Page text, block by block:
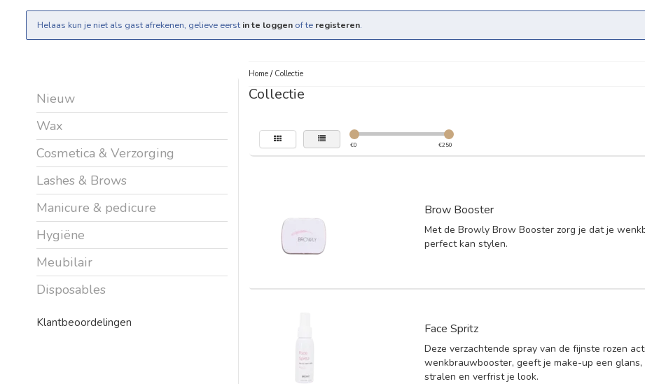
Helaas kun je niet als gast afrekenen, gelieve eerst in te loggen of te registeren.
Nieuw
Wax
Cosmetica & Verzorging
Lashes & Brows
Manicure & pedicure
Hygiëne
Meubilair
Disposables
Klantbeoordelingen
Home/ Collectie
Collectie
€0 €250
Brow Booster
Met de Browly Brow Booster zorg je dat je
perfect kan stylen.
Face Spritz
Deze verzachtende spray van de fijnste rozen
wenkbrauwbooster, geeft je make-up een
stralen en verfrist je look.